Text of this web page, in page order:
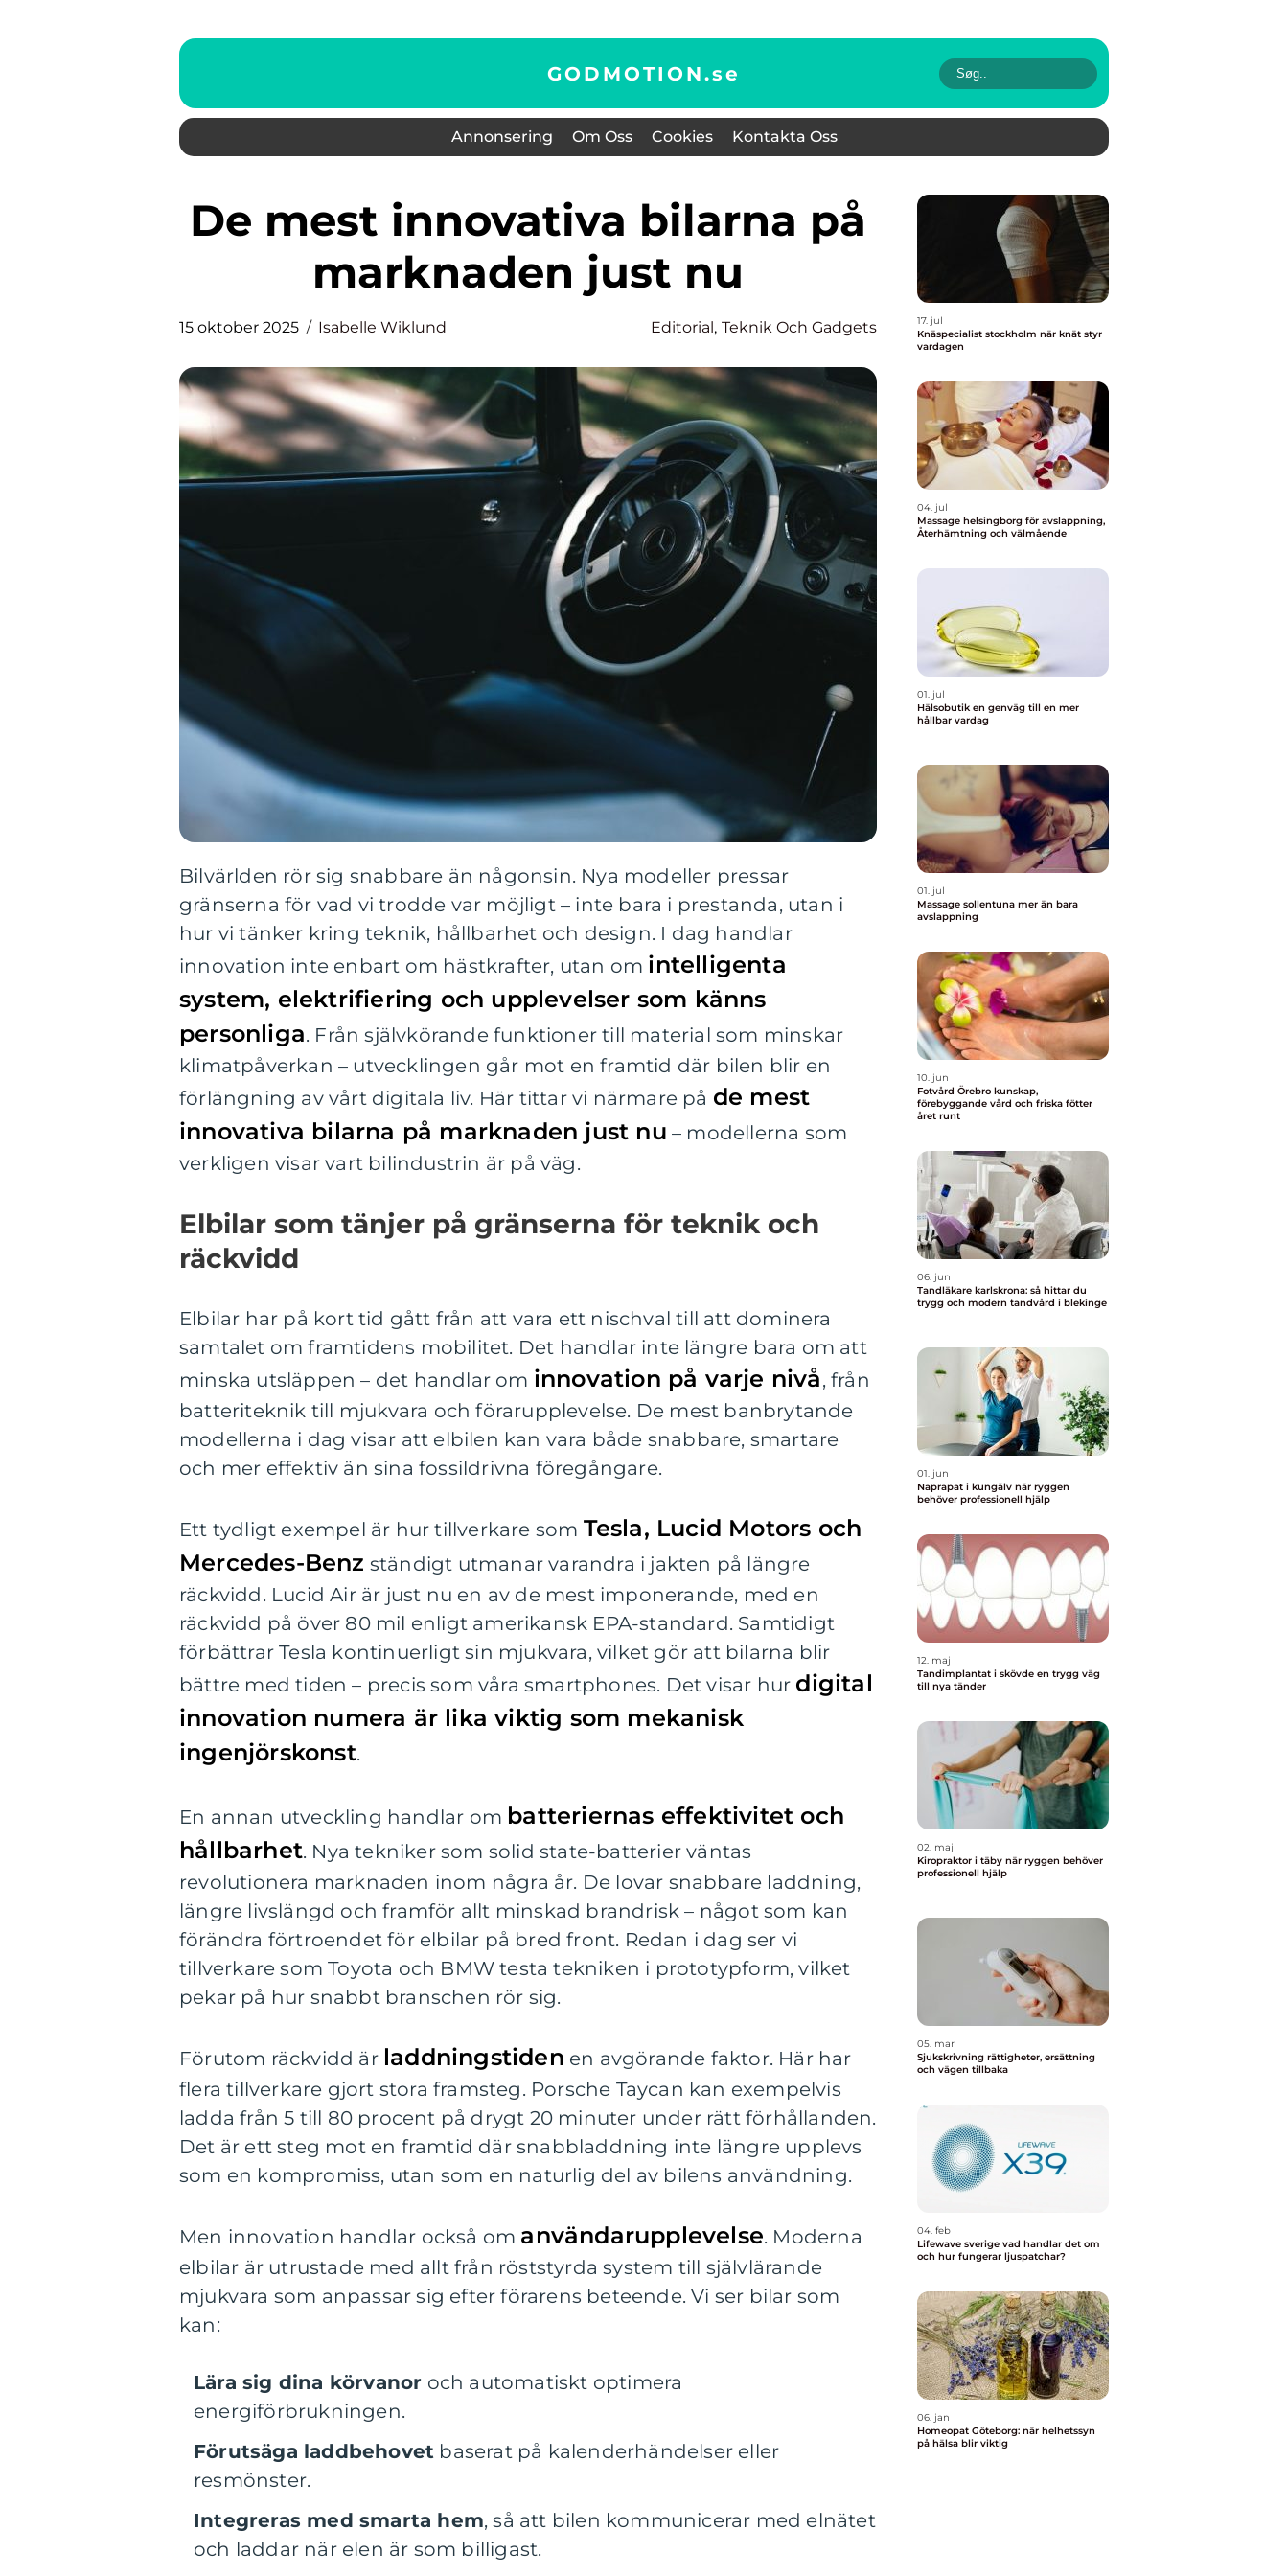
GODMOTION.se
Annonsering Om Oss Cookies Kontakta Oss
De mest innovativa bilarna på
marknaden just nu
15 oktober 2025 Isabelle Wiklund Editorial, Teknik Och Gadgets
Bilvärlden rör sig snabbare än någonsin. Nya modeller pressar
gränserna för vad vi trodde var möjligt – inte bara i prestanda, utan i
hur vi tänker kring teknik, hållbarhet och design. I dag handlar
innovation inte enbart om hästkrafter, utan om intelligenta
system, elektrifiering och upplevelser som känns
personliga. Från självkörande funktioner till material som minskar
klimatpåverkan – utvecklingen går mot en framtid där bilen blir en
förlängning av vårt digitala liv. Här tittar vi närmare på de mest
innovativa bilarna på marknaden just nu – modellerna som
verkligen visar vart bilindustrin är på väg.
Elbilar som tänjer på gränserna för teknik och
räckvidd
Elbilar har på kort tid gått från att vara ett nischval till att dominera
samtalet om framtidens mobilitet. Det handlar inte längre bara om att
minska utsläppen – det handlar om innovation på varje nivå, från
batteriteknik till mjukvara och förarupplevelse. De mest banbrytande
modellerna i dag visar att elbilen kan vara både snabbare, smartare
och mer effektiv än sina fossildrivna föregångare.
Ett tydligt exempel är hur tillverkare som Tesla, Lucid Motors och
Mercedes-Benz ständigt utmanar varandra i jakten på längre
räckvidd. Lucid Air är just nu en av de mest imponerande, med en
räckvidd på över 80 mil enligt amerikansk EPA-standard. Samtidigt
förbättrar Tesla kontinuerligt sin mjukvara, vilket gör att bilarna blir
bättre med tiden – precis som våra smartphones. Det visar hur digital
innovation numera är lika viktig som mekanisk
ingenjörskonst.
En annan utveckling handlar om batteriernas effektivitet och
hållbarhet. Nya tekniker som solid state-batterier väntas
revolutionera marknaden inom några år. De lovar snabbare laddning,
längre livslängd och framför allt minskad brandrisk – något som kan
förändra förtroendet för elbilar på bred front. Redan i dag ser vi
tillverkare som Toyota och BMW testa tekniken i prototypform, vilket
pekar på hur snabbt branschen rör sig.
Förutom räckvidd är laddningstiden en avgörande faktor. Här har
flera tillverkare gjort stora framsteg. Porsche Taycan kan exempelvis
ladda från 5 till 80 procent på drygt 20 minuter under rätt förhållanden.
Det är ett steg mot en framtid där snabbladdning inte längre upplevs
som en kompromiss, utan som en naturlig del av bilens användning.
Men innovation handlar också om användarupplevelse. Moderna
elbilar är utrustade med allt från röststyrda system till självlärande
mjukvara som anpassar sig efter förarens beteende. Vi ser bilar som
kan:
Lära sig dina körvanor och automatiskt optimera
energiförbrukningen.
Förutsäga laddbehovet baserat på kalenderhändelser eller
resmönster.
Integreras med smarta hem, så att bilen kommunicerar med elnätet
och laddar när elen är som billigast.
17. jul
Knäspecialist stockholm när knät styr
vardagen
04. jul
Massage helsingborg för avslappning,
Återhämtning och välmående
01. jul
Hälsobutik en genväg till en mer
hållbar vardag
01. jul
Massage sollentuna mer än bara
avslappning
10. jun
Fotvård Örebro kunskap,
förebyggande vård och friska fötter
året runt
06. jun
Tandläkare karlskrona: så hittar du
trygg och modern tandvård i blekinge
01. jun
Naprapat i kungälv när ryggen
behöver professionell hjälp
12. maj
Tandimplantat i skövde en trygg väg
till nya tänder
02. maj
Kiropraktor i täby när ryggen behöver
professionell hjälp
05. mar
Sjukskrivning rättigheter, ersättning
och vägen tillbaka
04. feb
Lifewave sverige vad handlar det om
och hur fungerar ljuspatchar?
06. jan
Homeopat Göteborg: när helhetssyn
på hälsa blir viktig